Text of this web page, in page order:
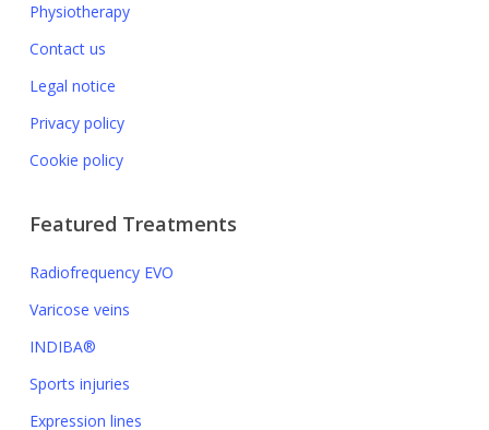
Physiotherapy
Contact us
Legal notice
Privacy policy
Cookie policy
Featured Treatments
Radiofrequency EVO
Varicose veins
INDIBA®
Sports injuries
Expression lines